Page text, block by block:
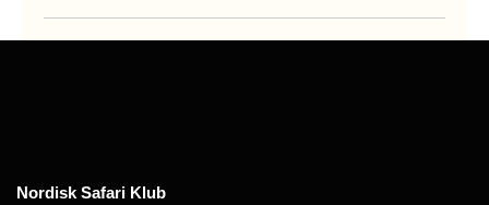
Nordisk Safari Klub